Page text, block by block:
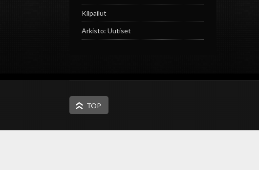
Kilpailut
Arkisto: Uutiset
TOP